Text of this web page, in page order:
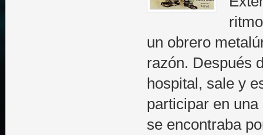
un obrero
razón. Después
hospital, sale y
participar en
se encontraba